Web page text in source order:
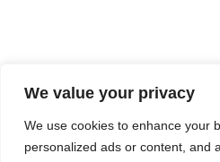
We value your privacy
We use cookies to enhance your
personalized ads or content, and